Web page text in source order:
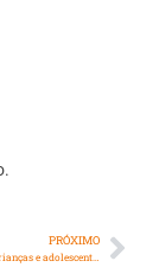
PRÓXIMO
Crescem os casos de crianças e adolescentes com diabetes tipo 2